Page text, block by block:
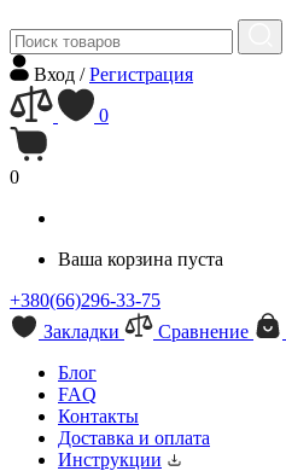
Вход /Регистрация
0
0
Ваша корзина пуста
+380(66)296-33-75
Закладки
Сравнение
Блог
FAQ
Контакты
Доставка и оплата
Инструкции